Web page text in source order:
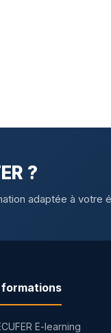
?
adaptée à votre
formations
E-learning